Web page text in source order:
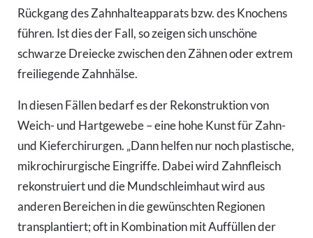
Rückgang des Zahnhalteapparats bzw. des Knochens
führen. Ist dies der Fall, so zeigen sich unschöne
schwarze Dreiecke zwischen den Zähnen oder extrem
freiliegende Zahnhälse.
In diesen Fällen bedarf es der Rekonstruktion von
Weich- und Hartgewebe – eine hohe Kunst für Zahn-
und Kieferchirurgen. „Dann helfen nur noch plastische,
mikrochirurgische Eingriffe. Dabei wird Zahnfleisch
rekonstruiert und die Mundschleimhaut wird aus
anderen Bereichen in die gewünschten Regionen
transplantiert; oft in Kombination mit Auffüllen der